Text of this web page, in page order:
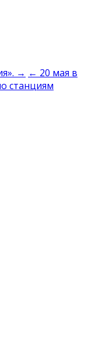
→ ← 20 мая в
станциям